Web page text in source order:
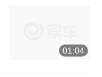
01:04